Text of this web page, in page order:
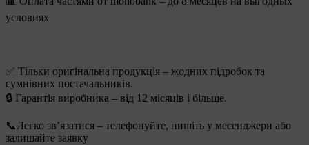
условиях
✅ Тільки оригінальна продукція – жодних підробок та
сумнівних постачальників.
🔒 Гарантія виробника – від 12 місяців і більше.
📞Легко зв’язатися – телефонуйте, пишіть у месенджери або
залишайте заявку